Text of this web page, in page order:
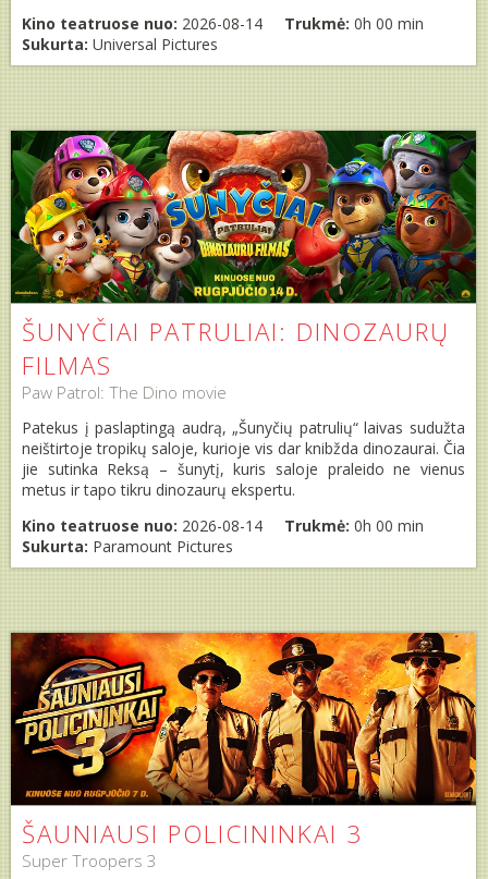
Kino teatruose nuo: 2026-08-14 Trukmė: 0h 00 min
Sukurta: Universal Pictures
ŠUNYČIAI PATRULIAI: DINOZAURŲ
FILMAS
Paw Patrol: The Dino movie
Patekus į paslaptingą audrą, „Šunyčių patrulių“ laivas sudužta
neištirtoje tropikų saloje, kurioje vis dar knibžda dinozaurai. Čia
jie sutinka Reksą – šunytį, kuris saloje praleido ne vienus
metus ir tapo tikru dinozaurų ekspertu.
Kino teatruose nuo: 2026-08-14 Trukmė: 0h 00 min
Sukurta: Paramount Pictures
ŠAUNIAUSI POLICININKAI 3
Super Troopers 3